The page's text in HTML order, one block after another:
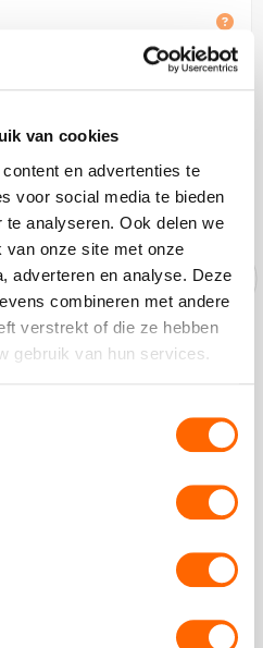
van cookies
en advertenties te
voor social media te bieden
analyseren. Ook delen we
van onze site met onze
adverteren en analyse. Deze
combineren met andere
verstrekt of die ze hebben
gebruik van hun services.
een offerte aan
graag!
onze klanten